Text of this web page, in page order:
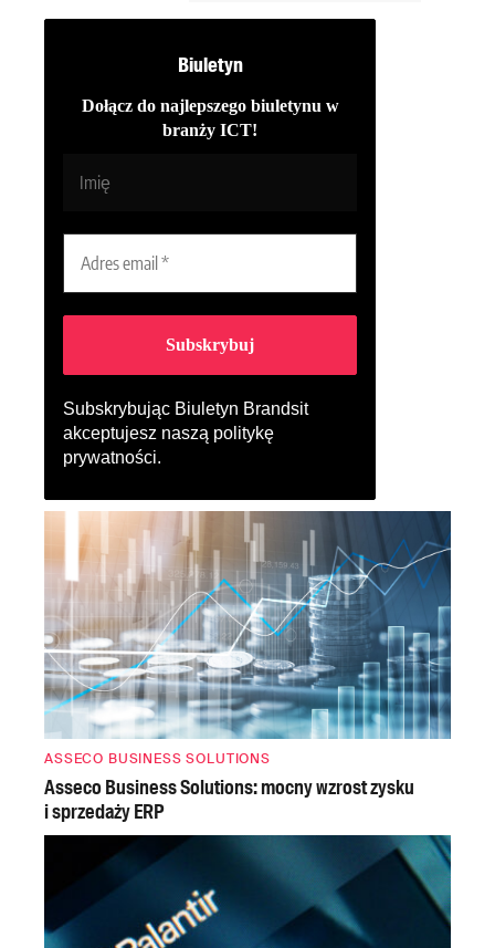
Biuletyn
Dołącz do najlepszego biuletynu w
branży ICT!
Subskrybując Biuletyn Brandsit
akceptujesz naszą politykę
prywatności.
ASSECO BUSINESS SOLUTIONS
Asseco Business Solutions: mocny wzrost zysku
i sprzedaży ERP